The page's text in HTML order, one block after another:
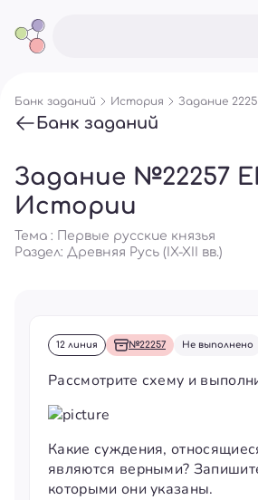
Банк заданий История Задание
Банк заданий
Задание №22257
Истории
Тема : Первые русские князья
Раздел: Древняя Русь (IX-XII вв.)
12 линия №22257 Не выполнено
Рассмотрите схему и
Какие суждения,
являются верными?
которыми они указаны.